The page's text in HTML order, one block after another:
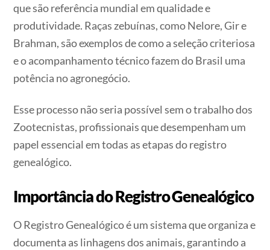
que são referência mundial em qualidade e
produtividade. Raças zebuínas, como Nelore, Gir e
Brahman, são exemplos de como a seleção criteriosa
e o acompanhamento técnico fazem do Brasil uma
potência no agronegócio.
Esse processo não seria possível sem o trabalho dos
Zootecnistas, profissionais que desempenham um
papel essencial em todas as etapas do registro
genealógico.
Importância do Registro Genealógico
O Registro Genealógico é um sistema que organiza e
documenta as linhagens dos animais, garantindo a